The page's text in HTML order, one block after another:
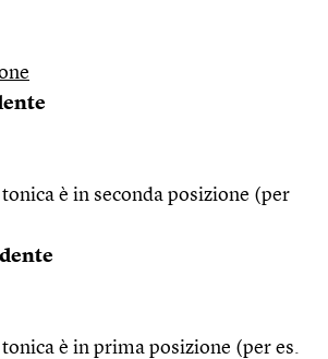
è in seconda posizione (per
è in prima posizione (per es.